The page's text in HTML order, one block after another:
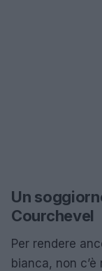
Un
Courchevel
Per rendere
bianca, non